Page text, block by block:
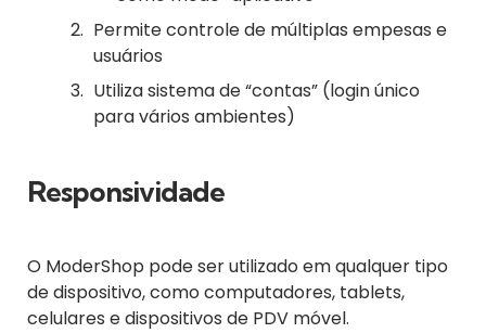
Permite controle de múltiplas empesas e
usuários
Utiliza sistema de “contas” (login único
para vários ambientes)
Responsividade
O ModerShop pode ser utilizado em qualquer tipo
de dispositivo, como computadores, tablets,
celulares e dispositivos de PDV móvel.